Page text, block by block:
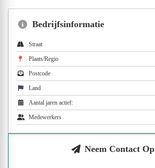
Bedrijfsinformatie
Straat
Plaats/Regio
Postcode
Land
Aantal jaren actief:
Medewerkers
Neem Contact Op